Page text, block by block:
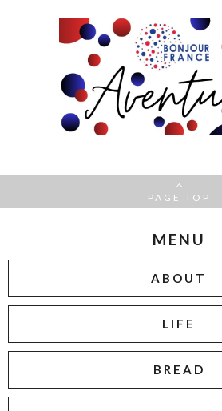
PAGE TOP
MENU
ABOUT
LIFE
BREAD